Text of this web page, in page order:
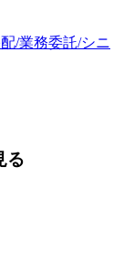
/業務委託/シニ
る